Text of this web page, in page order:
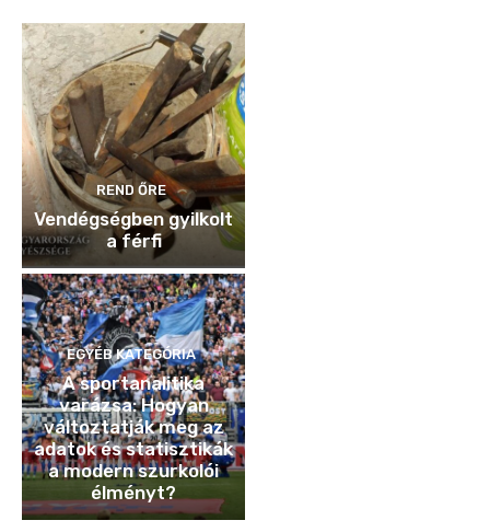
REND ŐRE
Vendégségben gyilkolt
a férfi
EGYÉB KATEGÓRIA
A sportanalitika
varázsa: Hogyan
változtatják meg az
adatok és statisztikák
a modern szurkolói
élményt?